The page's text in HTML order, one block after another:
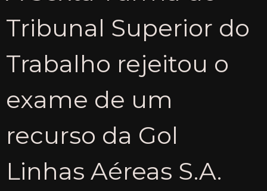
Tribunal Superior do
Trabalho rejeitou o
exame de um
recurso da Gol
Linhas Aéreas S.A.